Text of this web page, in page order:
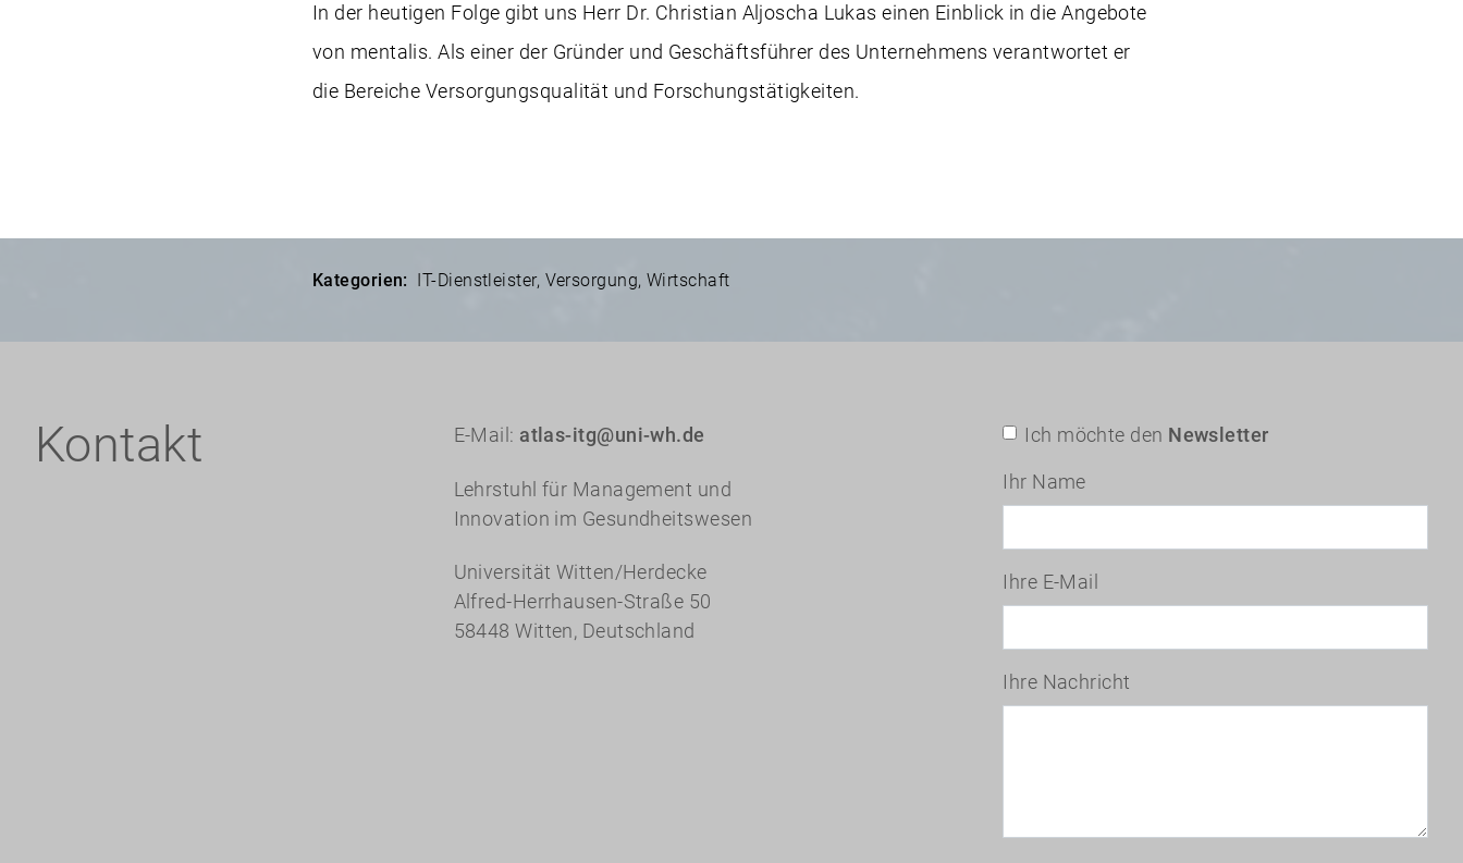
In der heutigen Folge gibt uns Herr Dr. Christian Aljoscha Lukas einen Einblick in die Angebote
von mentalis. Als einer der Gründer und Geschäftsführer des Unternehmens verantwortet er
die Bereiche Versorgungsqualität und Forschungstätigkeiten.
Kategorien: IT-Dienstleister, Versorgung, Wirtschaft
Kontakt E-Mail: atlas-itg@uni-wh.de
Lehrstuhl für Management und
Innovation im Gesundheitswesen
Universität Witten/Herdecke
Alfred-Herrhausen-Straße 50
58448 Witten, Deutschland
Ich möchte den Newsletter
Ihr Name
Ihre E-Mail
Ihre Nachricht